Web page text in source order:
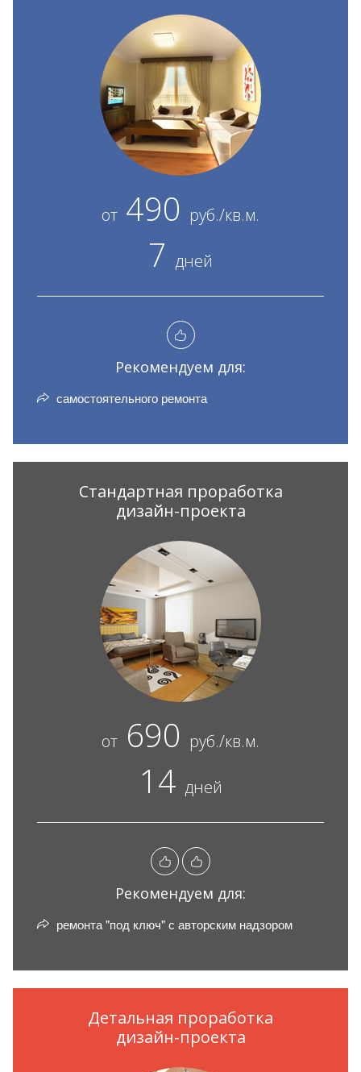
от 490 руб./кв.м.
7 дней
Рекомендуем для:
самостоятельного ремонта
Стандартная проработка
дизайн-проекта
от 690 руб./кв.м.
14 дней
Рекомендуем для:
ремонта "под ключ" с авторским надзором
Детальная проработка
дизайн-проекта